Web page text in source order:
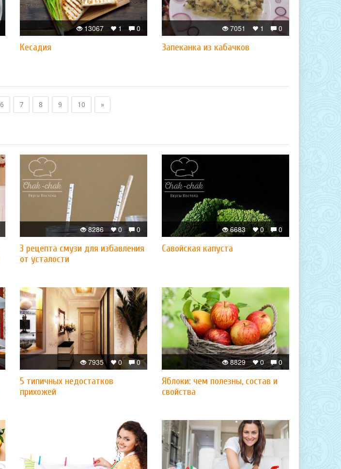
0
1
13067
Кесадия
0
1
7051
Запеканка из кабачков
6 7 8 9 10 »
0
0
8286
3 рецепта смузи для избавления
от усталости
0
0
6683
Савойская капуста
0
0
7935
5 типичных недостатков
прихожей
0
0
8829
Яблоки: чем полезны, состав и
свойства